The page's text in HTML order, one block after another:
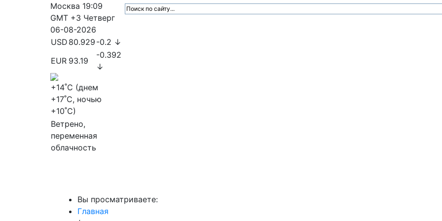
Москва 19:09
GMT +3 Четверг
06-08-2026
USD 80.929 -0.2 ↓
EUR 93.19
-0.392
↓
+14˚C (днем
+17˚C, ночью
+10˚C)
Ветрено,
переменная
облачность
Вы просматриваете:
Главная